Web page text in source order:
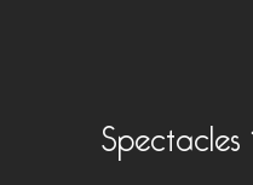
Spectacles